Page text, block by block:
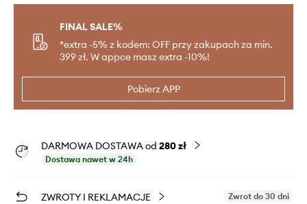
FINAL SALE%
*extra -5% z kodem: OFF przy zakupach za min.
399 zł. W appce masz extra -10%!
Pobierz APP
DARMOWA DOSTAWA od 280 zł
Dostawa nawet w 24h
ZWROTY I REKLAMACJE Zwrot do 30 dni